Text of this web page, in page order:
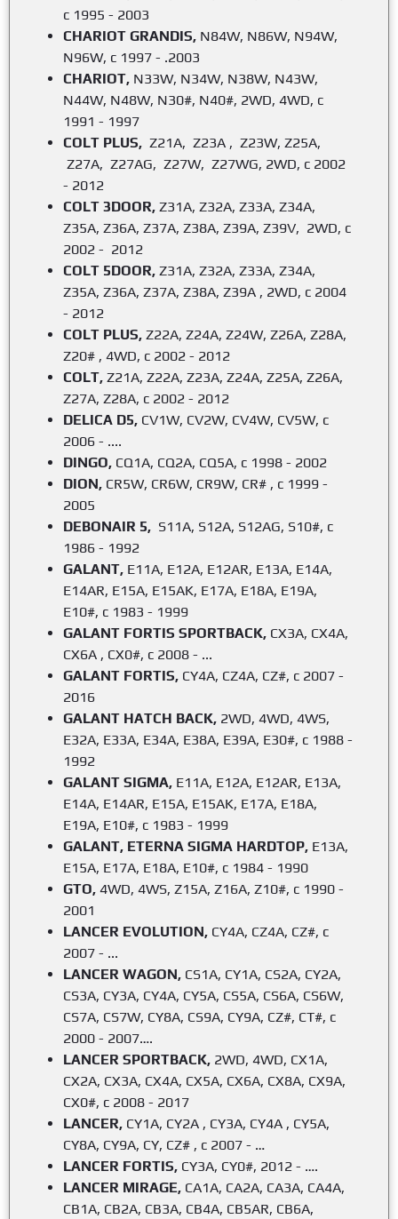
с 1995 - 2003
CHARIOT GRANDIS, N84W, N86W, N94W,
N96W, c 1997 - .2003
CHARIOT, N33W, N34W, N38W, N43W,
N44W, N48W, N30#, N40#, 2WD, 4WD, с
1991 - 1997
COLT PLUS, Z21A, Z23A , Z23W, Z25A,
Z27A, Z27AG, Z27W, Z27WG, 2WD, с 2002
- 2012
COLT 3DOOR, Z31A, Z32A, Z33A, Z34A,
Z35A, Z36A, Z37A, Z38A, Z39A, Z39V, 2WD, с
2002 - 2012
COLT 5DOOR, Z31A, Z32A, Z33A, Z34A,
Z35A, Z36A, Z37A, Z38A, Z39A , 2WD, с 2004
- 2012
COLT PLUS, Z22A, Z24A, Z24W, Z26A, Z28A,
Z20# , 4WD, с 2002 - 2012
COLT, Z21A, Z22A, Z23A, Z24A, Z25A, Z26A,
Z27A, Z28A, с 2002 - 2012
DELICA D5, CV1W, CV2W, CV4W, CV5W, с
2006 - ....
DINGO, CQ1A, CQ2A, CQ5A, с 1998 - 2002
DION, CR5W, CR6W, CR9W, CR# , с 1999 -
2005
DEBONAIR 5, S11A, S12A, S12AG, S10#, с
1986 - 1992
GALANT, E11A, E12A, E12AR, E13A, E14A,
E14AR, E15A, E15AK, E17A, E18A, E19A,
E10#, с 1983 - 1999
GALANT FORTIS SPORTBACK, CX3A, CX4A,
CX6A , CX0#, c 2008 - ...
GALANT FORTIS, CY4A, CZ4A, CZ#, с 2007 -
2016
GALANT HATCH BACK, 2WD, 4WD, 4WS,
E32A, E33A, E34A, E38A, E39A, E30#, с 1988 -
1992
GALANT SIGMA, E11A, E12A, E12AR, E13A,
E14A, E14AR, E15A, E15AK, E17A, E18A,
E19A, E10#, с 1983 - 1999
GALANT, ETERNA SIGMA HARDTOP, E13A,
E15A, E17A, E18A, E10#, с 1984 - 1990
GTO, 4WD, 4WS, Z15A, Z16A, Z10#, с 1990 -
2001
LANCER EVOLUTION, CY4A, CZ4A, CZ#, с
2007 - ...
LANCER WAGON, CS1A, CY1A, CS2A, CY2A,
CS3A, CY3A, CY4A, CY5A, CS5A, CS6A, CS6W,
CS7A, CS7W, CY8A, CS9A, CY9A, CZ#, CT#, с
2000 - 2007….
LANCER SPORTBACK, 2WD, 4WD, CX1A,
CX2A, CX3A, CX4A, CX5A, CX6A, CX8A, CX9A,
CX0#, с 2008 - 2017
LANCER, CY1A, CY2A , CY3A, CY4A , CY5A,
CY8A, CY9A, CY, CZ# , с 2007 - …
LANCER FORTIS, CY3A, CY0#, 2012 - ….
LANCER MIRAGE, CA1A, CA2A, CA3A, CA4A,
CB1A, CB2A, CB3A, CB4A, CB5AR, CB6A,